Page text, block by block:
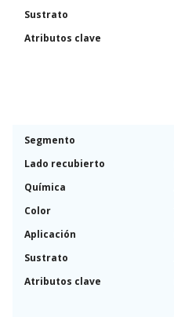
Sustrato
Atributos clave
Segmento
Lado recubierto
Química
Color
Aplicación
Sustrato
Atributos clave